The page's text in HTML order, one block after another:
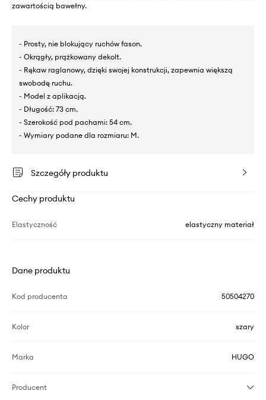
zawartością bawełny.
- Prosty, nie blokujący ruchów fason.
- Okrągły, prążkowany dekolt.
- Rękaw raglanowy, dzięki swojej konstrukcji, zapewnia większą
swobodę ruchu.
- Model z aplikacją.
- Długość: 73 cm.
- Szerokość pod pachami: 54 cm.
- Wymiary podane dla rozmiaru: M.
Szczegóły produktu
Cechy produktu
Elastyczność elastyczny materiał
Dane produktu
Kod producenta 50504270
Kolor szary
Marka HUGO
Producent